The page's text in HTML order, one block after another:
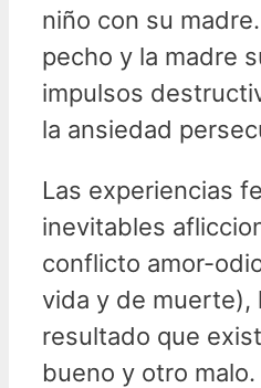
niño con su
pecho y la madre
impulsos
la ansiedad
Las experiencias
inevitables
conflicto amor-
vida y de muerte),
resultado que
bueno y otro malo.